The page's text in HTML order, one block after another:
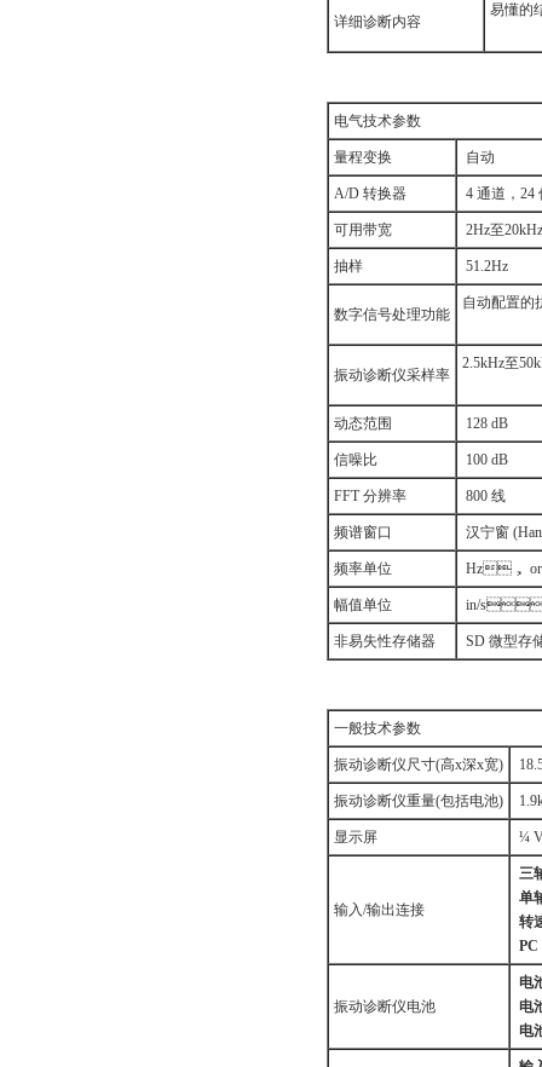
详细诊断内容
易懂的结
电气技术参数
量程变换 自动
A/D 转换器 4 通道，
可用带宽 2Hz至20kHz
抽样 51.2Hz
数字信号处理功能
自动配置的抗
振动诊断仪采样率
2.5kHz至
动态范围 128 dB
信噪比 100 dB
FFT 分辨率 800 线
频谱窗口 汉宁窗
频率单位 Hz，
幅值单位 in/
非易失性存储器 SD 微型存
一般技术参数
振动诊断仪尺寸(高x深x宽)
振动诊断仪重量(包括电池)
显示屏 ¼
输入/输出连接
三
单
转
PC
振动诊断仪电池
电
电
电